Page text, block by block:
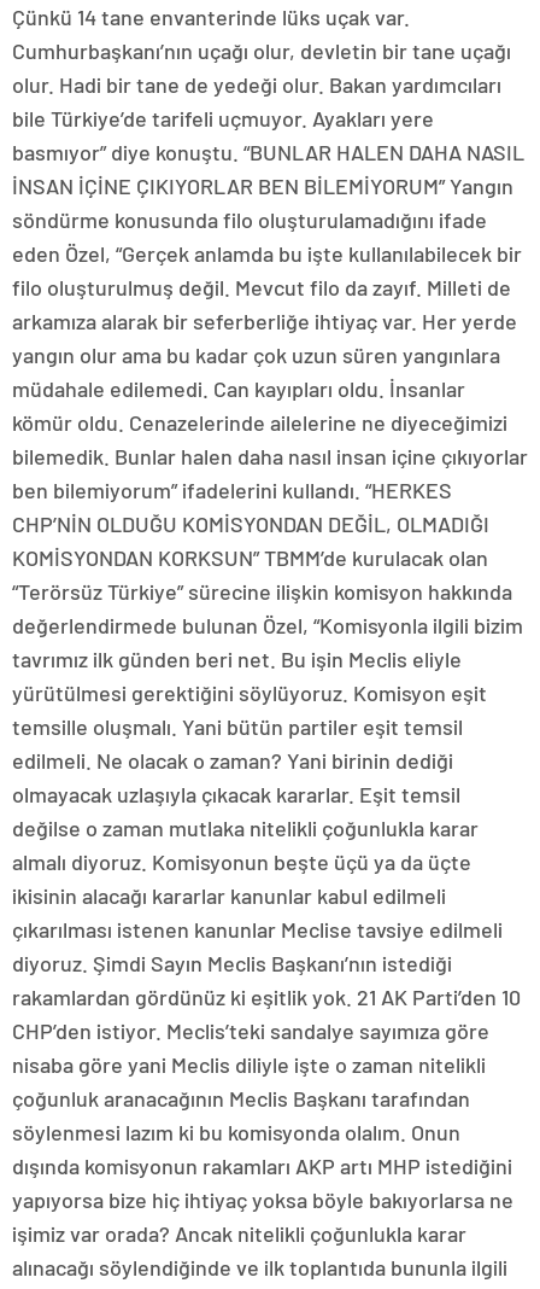
Çünkü 14 tane envanterinde lüks uçak var.
Cumhurbaşkanı’nın uçağı olur, devletin bir tane uçağı
olur. Hadi bir tane de yedeği olur. Bakan yardımcıları
bile Türkiye’de tarifeli uçmuyor. Ayakları yere
basmıyor” diye konuştu. “BUNLAR HALEN DAHA NASIL
İNSAN İÇİNE ÇIKIYORLAR BEN BİLEMİYORUM” Yangın
söndürme konusunda filo oluşturulamadığını ifade
eden Özel, “Gerçek anlamda bu işte kullanılabilecek bir
filo oluşturulmuş değil. Mevcut filo da zayıf. Milleti de
arkamıza alarak bir seferberliğe ihtiyaç var. Her yerde
yangın olur ama bu kadar çok uzun süren yangınlara
müdahale edilemedi. Can kayıpları oldu. İnsanlar
kömür oldu. Cenazelerinde ailelerine ne diyeceğimizi
bilemedik. Bunlar halen daha nasıl insan içine çıkıyorlar
ben bilemiyorum” ifadelerini kullandı. “HERKES
CHP’NİN OLDUĞU KOMİSYONDAN DEĞİL, OLMADIĞI
KOMİSYONDAN KORKSUN” TBMM’de kurulacak olan
“Terörsüz Türkiye” sürecine ilişkin komisyon hakkında
değerlendirmede bulunan Özel, “Komisyonla ilgili bizim
tavrımız ilk günden beri net. Bu işin Meclis eliyle
yürütülmesi gerektiğini söylüyoruz. Komisyon eşit
temsille oluşmalı. Yani bütün partiler eşit temsil
edilmeli. Ne olacak o zaman? Yani birinin dediği
olmayacak uzlaşıyla çıkacak kararlar. Eşit temsil
değilse o zaman mutlaka nitelikli çoğunlukla karar
almalı diyoruz. Komisyonun beşte üçü ya da üçte
ikisinin alacağı kararlar kanunlar kabul edilmeli
çıkarılması istenen kanunlar Meclise tavsiye edilmeli
diyoruz. Şimdi Sayın Meclis Başkanı’nın istediği
rakamlardan gördünüz ki eşitlik yok. 21 AK Parti’den 10
CHP’den istiyor. Meclis’teki sandalye sayımıza göre
nisaba göre yani Meclis diliyle işte o zaman nitelikli
çoğunluk aranacağının Meclis Başkanı tarafından
söylenmesi lazım ki bu komisyonda olalım. Onun
dışında komisyonun rakamları AKP artı MHP istediğini
yapıyorsa bize hiç ihtiyaç yoksa böyle bakıyorlarsa ne
işimiz var orada? Ancak nitelikli çoğunlukla karar
alınacağı söylendiğinde ve ilk toplantıda bununla ilgili